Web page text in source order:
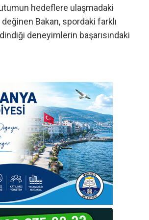
hedeflere ulaşmadaki
Bakan, spordaki farklı
deneyimlerin başarısındaki